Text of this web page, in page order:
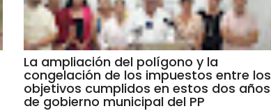
La ampliación del polígono y la
congelación de los impuestos entre los
objetivos cumplidos en estos dos años
de gobierno municipal del PP